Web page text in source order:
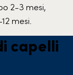
2-3 mesi,
mesi.
capelli